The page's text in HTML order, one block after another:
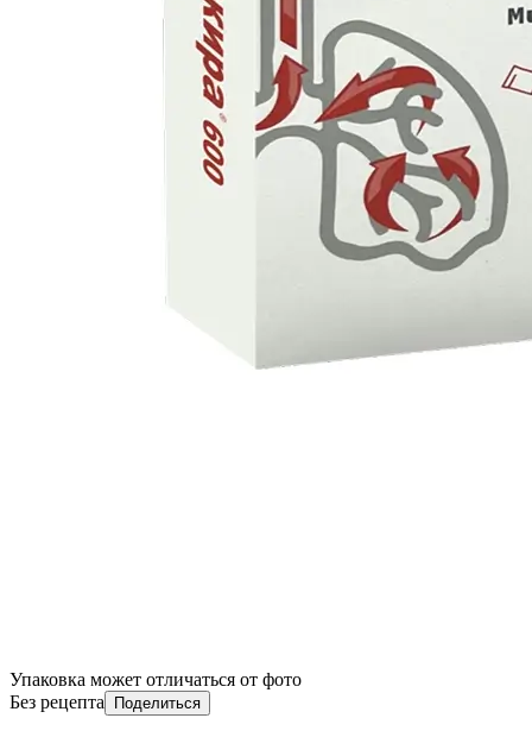
Упаковка может отличаться от фото
Без рецепта
Поделиться